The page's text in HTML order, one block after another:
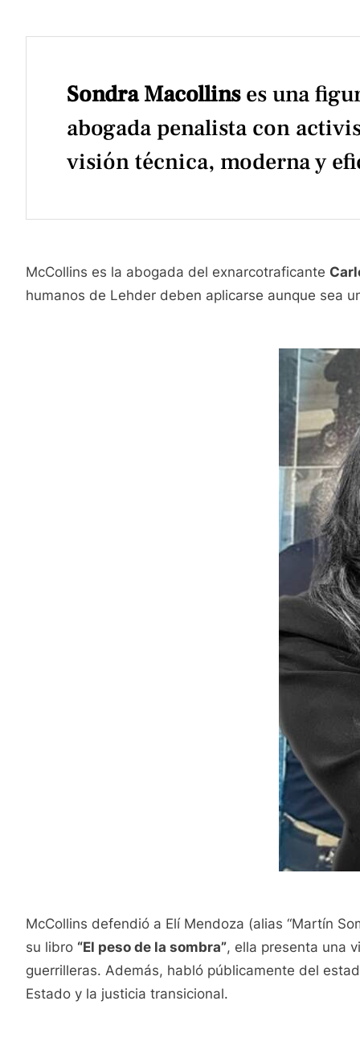
Sondra Macollinses una
abogada penalista con
visión técnica, moderna y
McCollins es la abogada del exnarcotraficante
humanos de Lehder deben aplicarse aunque sea
McCollins defendió a Elí Mendoza (alias “Martín
su libro “El peso de la sombra”, ella presenta una
guerrilleras. Además, habló públicamente del
Estado y la justicia transicional.